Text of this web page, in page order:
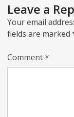
Leave a
Your email
fields are marked
Comment*